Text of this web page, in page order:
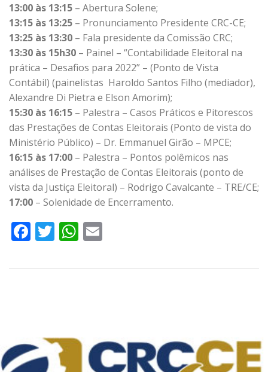
13:00 às 13:15 – Abertura Solene;
13:15 às 13:25 – Pronunciamento Presidente CRC-CE;
13:25 às 13:30 – Fala presidente da Comissão CRC;
13:30 às 15h30 – Painel – “Contabilidade Eleitoral na
prática – Desafios para 2022” – (Ponto de Vista
Contábil) (painelistas Haroldo Santos Filho (mediador),
Alexandre Di Pietra e Elson Amorim);
15:30 às 16:15 – Palestra – Casos Práticos e Pitorescos
das Prestações de Contas Eleitorais (Ponto de vista do
Ministério Público) – Dr. Emmanuel Girão – MPCE;
16:15 às 17:00 – Palestra – Pontos polêmicos nas
análises de Prestação de Contas Eleitorais (ponto de
vista da Justiça Eleitoral) – Rodrigo Cavalcante – TRE/CE;
17:00 – Solenidade de Encerramento.
Facebook
TwitterWhatsApp